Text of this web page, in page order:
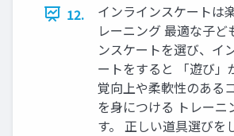
12.
インラインスケートは
レーニング 最適な子ど
ンスケートを選び、イ
ートをすると 「遊び」
覚向上や柔軟性のある
を身につける トレーニ
す。 正しい道具選びを